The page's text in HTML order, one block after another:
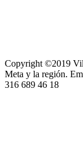
Copyright ©2019
Meta y la región.
316 689 46 18